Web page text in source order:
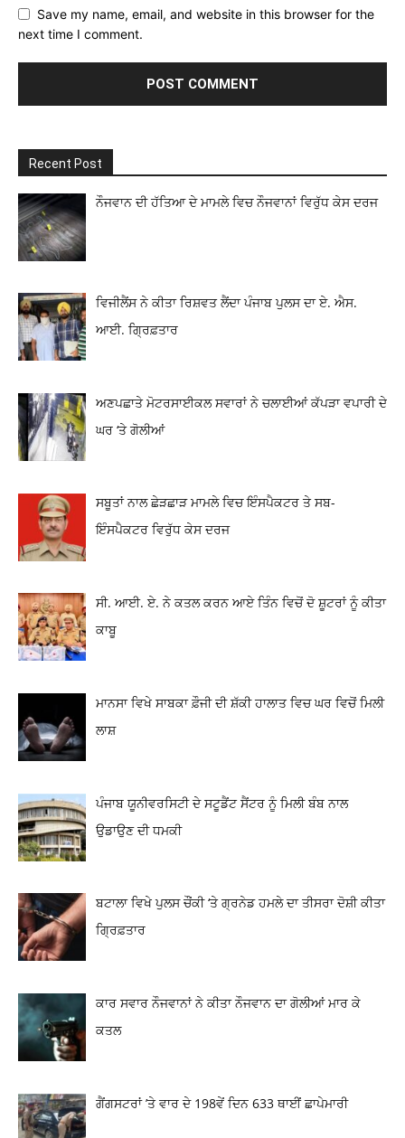
Save my name, email, and website in this browser for the
next time I comment.
Recent Post
ਨੌਜਵਾਨ ਦੀ ਹੱਤਿਆ ਦੇ ਮਾਮਲੇ ਵਿਚ ਨੌਜਵਾਨਾਂ ਵਿਰੁੱਧ ਕੇਸ ਦਰਜ
ਵਿਜੀਲੈਂਸ ਨੇ ਕੀਤਾ ਰਿਸ਼ਵਤ ਲੈਂਦਾ ਪੰਜਾਬ ਪੁਲਸ ਦਾ ਏ. ਐਸ.
ਆਈ. ਗ੍ਰਿਫ਼ਤਾਰ
ਅਣਪਛਾਤੇ ਮੋਟਰਸਾਈਕਲ ਸਵਾਰਾਂ ਨੇ ਚਲਾਈਆਂ ਕੱਪੜਾ ਵਪਾਰੀ ਦੇ
ਘਰ ‘ਤੇ ਗੋਲੀਆਂ
ਸਬੂਤਾਂ ਨਾਲ ਛੇੜਛਾੜ ਮਾਮਲੇ ਵਿਚ ਇੰਸਪੈਕਟਰ ਤੇ ਸਬ-
ਇੰਸਪੈਕਟਰ ਵਿਰੁੱਧ ਕੇਸ ਦਰਜ
ਸੀ. ਆਈ. ਏ. ਨੇ ਕਤਲ ਕਰਨ ਆਏ ਤਿੰਨ ਵਿਚੋਂ ਦੋ ਸ਼ੂਟਰਾਂ ਨੂੰ ਕੀਤਾ
ਕਾਬੂ
ਮਾਨਸਾ ਵਿਖੇ ਸਾਬਕਾ ਫ਼ੌਜੀ ਦੀ ਸ਼ੱਕੀ ਹਾਲਾਤ ਵਿਚ ਘਰ ਵਿਚੋਂ ਮਿਲੀ
ਲਾਸ਼
ਪੰਜਾਬ ਯੂਨੀਵਰਸਿਟੀ ਦੇ ਸਟੂਡੈਂਟ ਸੈਂਟਰ ਨੂੰ ਮਿਲੀ ਬੰਬ ਨਾਲ
ਉਡਾਉਣ ਦੀ ਧਮਕੀ
ਬਟਾਲਾ ਵਿਖੇ ਪੁਲਸ ਚੌਂਕੀ ‘ਤੇ ਗ੍ਰਨੇਡ ਹਮਲੇ ਦਾ ਤੀਸਰਾ ਦੋਸ਼ੀ ਕੀਤਾ
ਗ੍ਰਿਫ਼ਤਾਰ
ਕਾਰ ਸਵਾਰ ਨੌਜਵਾਨਾਂ ਨੇ ਕੀਤਾ ਨੌਜਵਾਨ ਦਾ ਗੋਲੀਆਂ ਮਾਰ ਕੇ
ਕਤਲ
ਗੈਂਗਸਟਰਾਂ ’ਤੇ ਵਾਰ ਦੇ 198ਵੇਂ ਦਿਨ 633 ਥਾਈਂ ਛਾਪੇਮਾਰੀ